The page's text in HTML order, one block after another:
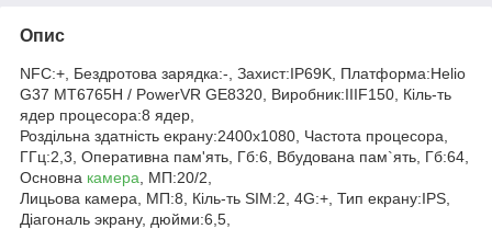
Опис
NFC:+, Бездротова зарядка:-, Захист:IP69K, Платформа:Helio
G37 MT6765H / PowerVR GE8320, Виробник:IIIF150, Кіль-ть
ядер процесора:8 ядер,
Роздільна здатність екрану:2400x1080, Частота процесора,
ГГц:2,3, Оперативна пам'ять, Гб:6, Вбудована пам`ять, Гб:64,
Основна камера , МП:20/2,
Лицьова камера, МП:8, Кіль-ть SIM:2, 4G:+, Тип екрану:IPS,
Діагональ экрану, дюйми:6,5,